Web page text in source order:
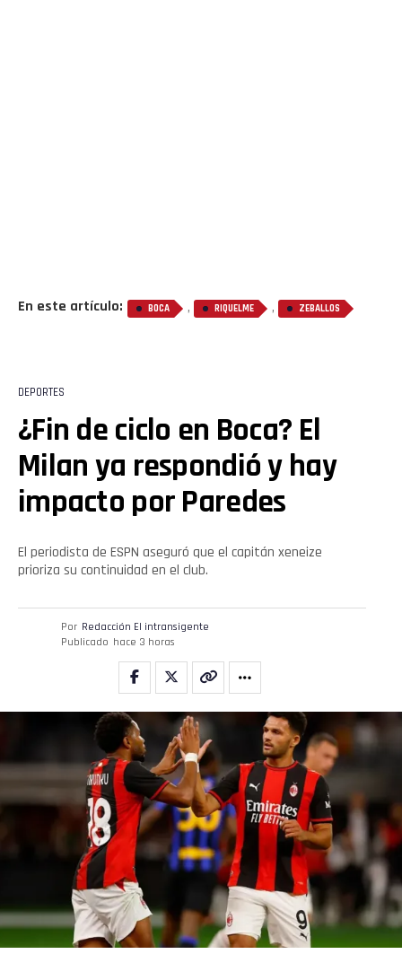
En este artículo: BOCA , RIQUELME , ZEBALLOS
DEPORTES
¿Fin de ciclo en Boca? El
Milan ya respondió y hay
impacto por Paredes
El periodista de ESPN aseguró que el capitán xeneize
prioriza su continuidad en el club.
Por Redacción El intransigente
Publicado hace 3 horas